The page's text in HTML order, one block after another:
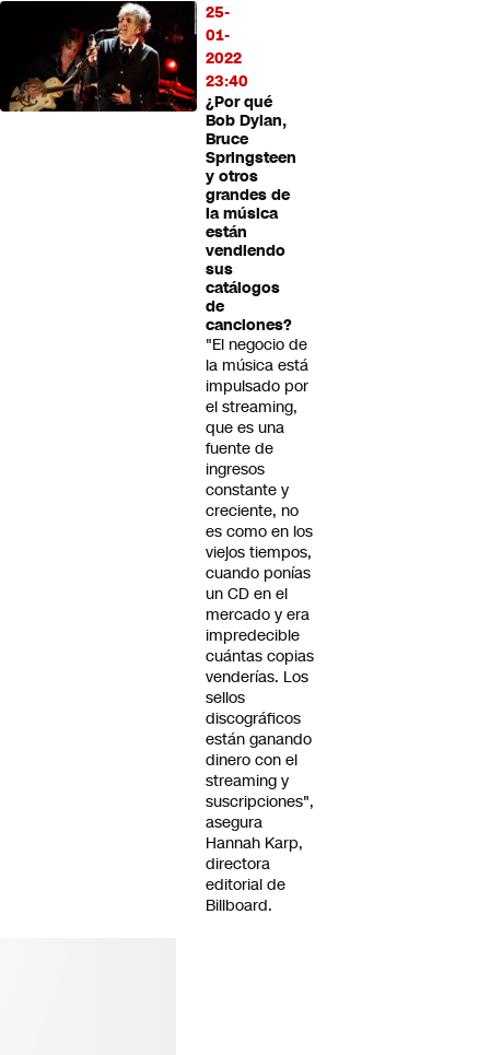
25-
01-
2022
23:40
¿Por qué
Bob Dylan,
Bruce
Springsteen
y otros
grandes de
la música
están
vendiendo
sus
catálogos
de
canciones?
"El negocio de
la música está
impulsado por
el streaming,
que es una
fuente de
ingresos
constante y
creciente, no
es como en los
viejos tiempos,
cuando ponías
un CD en el
mercado y era
impredecible
cuántas copias
venderías. Los
sellos
discográficos
están ganando
dinero con el
streaming y
suscripciones",
asegura
Hannah Karp,
directora
editorial de
Billboard.